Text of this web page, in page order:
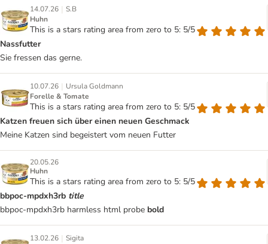
14.07.26 | S.B
Huhn
This is a stars rating area from zero to 5: 5/5
Nassfutter
Sie fressen das gerne.
10.07.26 | Ursula Goldmann
Forelle & Tomate
This is a stars rating area from zero to 5: 5/5
Katzen freuen sich über einen neuen Geschmack
Meine Katzen sind begeistert vom neuen Futter
20.05.26
Huhn
This is a stars rating area from zero to 5: 5/5
bbpoc-mpdxh3rb title
bbpoc-mpdxh3rb harmless html probe bold
13.02.26 | Sigita